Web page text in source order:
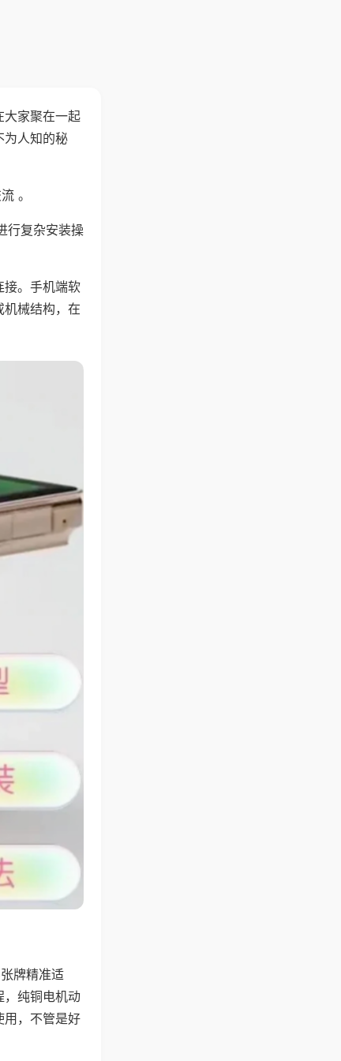
大家聚在一起
为人知的秘
。
行复杂安装操
接。手机端软
械结构，在
牌精准适
，纯铜电机动
用，不管是好